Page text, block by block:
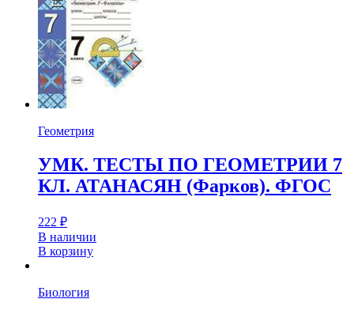
Геометрия
УМК. ТЕСТЫ ПО ГЕОМЕТРИИ 7
КЛ. АТАНАСЯН (Фарков). ФГОС
222 ₽
В наличии
В корзину
Биология